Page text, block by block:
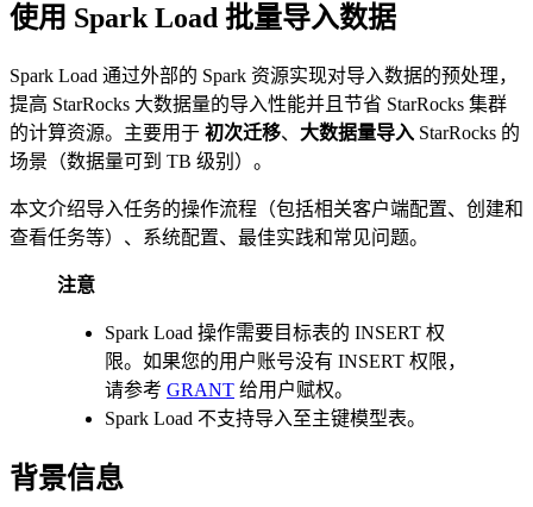
使用 Spark Load 批量导入数据
Spark Load 通过外部的 Spark 资源实现对导入数据的预处理，
提高 StarRocks 大数据量的导入性能并且节省 StarRocks 集群
的计算资源。主要用于 初次迁移、 大数据量导入 StarRocks 的
场景（数据量可到 TB 级别）。
本文介绍导入任务的操作流程（包括相关客户端配置、创建和
查看任务等）、系统配置、最佳实践和常见问题。
注意
Spark Load 操作需要目标表的 INSERT 权
限。如果您的用户账号没有 INSERT 权限，
请参考 GRANT 给用户赋权。
Spark Load 不支持导入至主键模型表。
背景信息